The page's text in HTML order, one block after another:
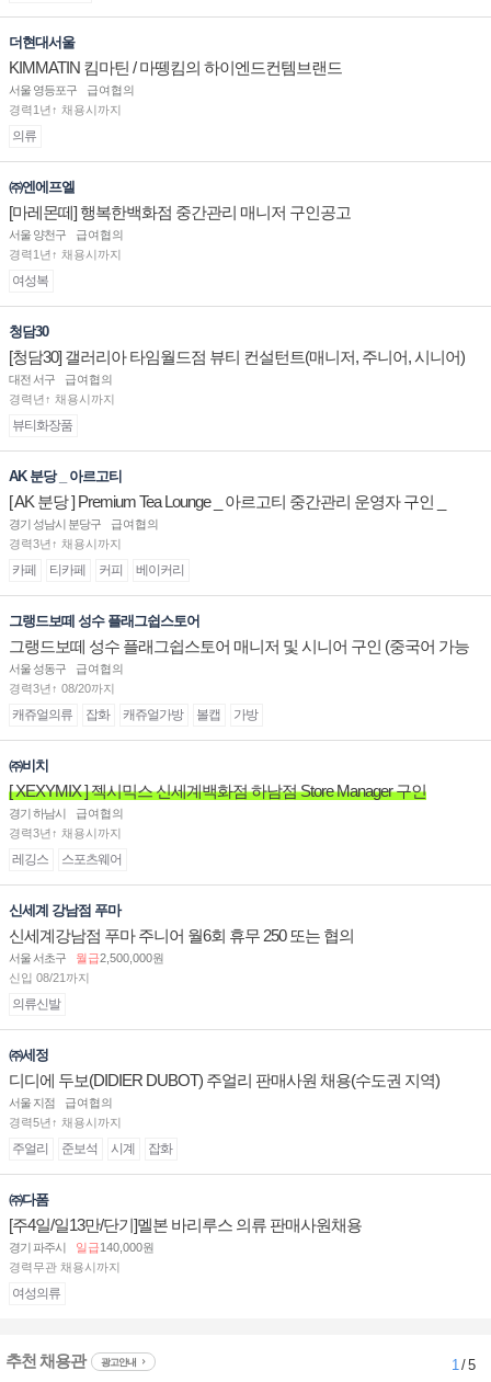
더현대서울
KIMMATIN 킴마틴 / 마뗑킴의 하이엔드컨템브랜드
서울 영등포구
급여협의
경력1년↑ 채용시까지
의류
㈜엔에프엘
[마레몬떼] 행복한백화점 중간관리 매니저 구인공고
서울 양천구
급여협의
경력1년↑ 채용시까지
여성복
청담30
[청담30] 갤러리아 타임월드점 뷰티 컨설턴트(매니저, 주니어, 시니어)
채용
대전 서구
급여협의
경력년↑ 채용시까지
뷰티화장품
AK 분당 _ 아르고티
[ AK 분당 ] Premium Tea Lounge _ 아르고티 중간관리 운영자 구인 _
경기 성남시 분당구
급여협의
경력3년↑ 채용시까지
카페 티카페 커피 베이커리
그랭드보떼 성수 플래그쉽스토어
그랭드보떼 성수 플래그쉽스토어 매니저 및 시니어 구인 (중국어 가능
자)
서울 성동구
급여협의
경력3년↑ 08/20까지
캐쥬얼의류 잡화 캐쥬얼가방 볼캡 가방
㈜비치
[ XEXYMIX ] 젝시믹스 신세계백화점 하남점 Store Manager 구인
경기 하남시
급여협의
경력3년↑ 채용시까지
레깅스 스포츠웨어
신세계 강남점 푸마
신세계강남점 푸마 주니어 월6회 휴무 250 또는 협의
서울 서초구 월급2,500,000원
신입 08/21까지
의류신발
㈜세정
디디에 두보(DIDIER DUBOT) 주얼리 판매사원 채용(수도권 지역)
서울 지점
급여협의
경력5년↑ 채용시까지
주얼리 준보석 시계 잡화
㈜다폼
[주4일/일13만/단기]멜본 바리루스 의류 판매사원채용
경기 파주시 일급140,000원
경력무관 채용시까지
여성의류
추천 채용관 광고안내 1/ 5